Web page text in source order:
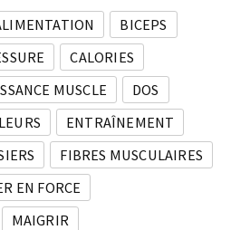
BICEPS
CALORIES
MUSCLE
DOS
ENTRAÎNEMENT
FIBRES MUSCULAIRES
EN FORCE
MAIGRIR